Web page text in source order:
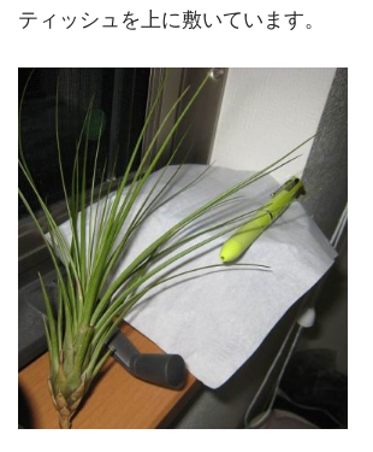
ティッシュを上に敷いています。